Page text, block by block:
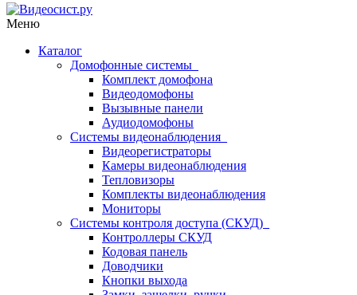
Меню
Каталог
Домофонные системы
Комплект домофона
Видеодомофоны
Вызывные панели
Аудиодомофоны
Системы видеонаблюдения
Видеорегистраторы
Камеры видеонаблюдения
Тепловизоры
Комплекты видеонаблюдения
Мониторы
Системы контроля доступа (СКУД)
Контроллеры СКУД
Кодовая панель
Доводчики
Кнопки выхода